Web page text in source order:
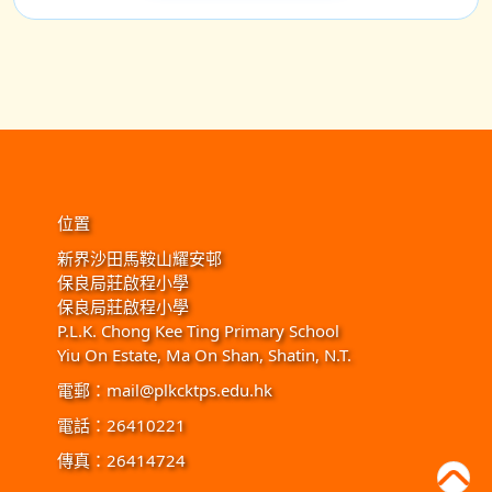
位置
新界沙田馬鞍山耀安邨
保良局莊啟程小學
保良局莊啟程小學
P.L.K. Chong Kee Ting Primary School
Yiu On Estate, Ma On Shan, Shatin, N.T.
電郵： mail@plkcktps.edu.hk
電話：26410221
傳真：26414724